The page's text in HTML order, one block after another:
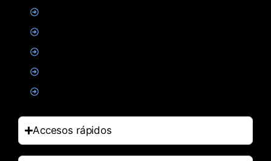
Accesos rápidos